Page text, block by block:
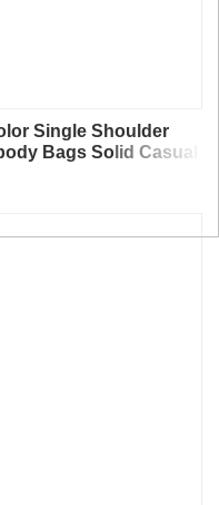
Single Shoulder
Bags Solid Casual